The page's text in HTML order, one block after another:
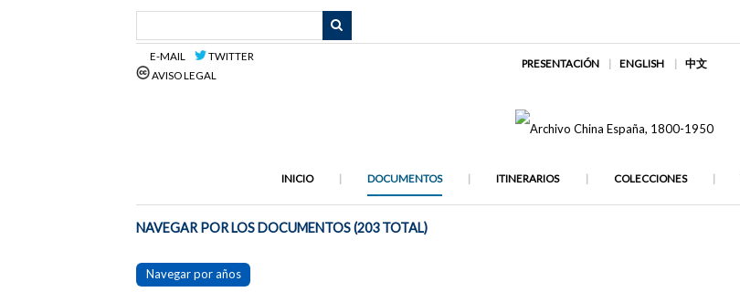
E-MAIL
TWITTER
AVISO LEGAL
PRESENTACIÓN ENGLISH 中文
INICIO DOCUMENTOS ITINERARIOS COLECCIONES
NAVEGAR POR LOS DOCUMENTOS (203 TOTAL)
Navegar por años